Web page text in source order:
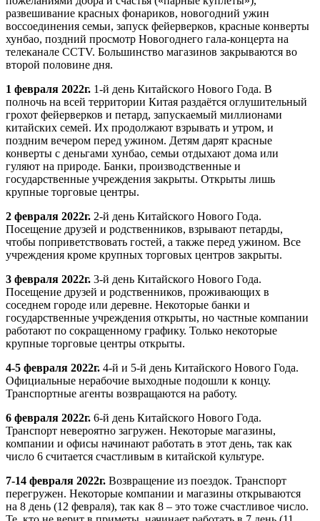
развешивание красных фонариков, новогодний ужин
воссоединения семьи, запуск фейерверков, красные конверты
хунбао, поздний просмотр Новогоднего гала-концерта на
телеканале CCTV. Большинство магазинов закрываются во
второй половине дня.
1 февраля 2022г. 1-й день Китайского Нового Года. В
полночь на всей территории Китая раздаётся оглушительный
грохот фейерверков и петард, запускаемый миллионами
китайских семей. Их продолжают взрывать и утром, и
поздним вечером перед ужином. Детям дарят красные
конверты с деньгами хунбао, семьи отдыхают дома или
гуляют на природе. Банки, производственные и
государственные учреждения закрыты. Открыты лишь
крупные торговые центры.
2 февраля 2022г. 2-й день Китайского Нового Года.
Посещение друзей и родственников, взрывают петарды,
чтобы поприветствовать гостей, а также перед ужином. Все
учреждения кроме крупных торговых центров закрыты.
3 февраля 2022г. 3-й день Китайского Нового Года.
Посещение друзей и родственников, проживающих в
соседнем городе или деревне. Некоторые банки и
государственные учреждения открыты, но частные компании
работают по сокращенному графику. Только некоторые
крупные торговые центры открыты.
4-5 февраля 2022г. 4-й и 5-й день Китайского Нового Года.
Официальные нерабочие выходные подошли к концу.
Транспортные агенты возвращаются на работу.
6 февраля 2022г. 6-й день Китайского Нового Года.
Транспорт невероятно загружен. Некоторые магазины,
компании и офисы начинают работать в этот день, так как
число 6 считается счастливым в китайской культуре.
7-14 февраля 2022г. Возвращение из поездок. Транспорт
перегружен. Некоторые компании и магазины открываются
на 8 день (12 февраля), так как 8 – это тоже счастливое число.